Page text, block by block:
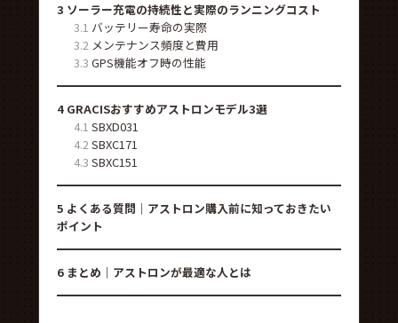
3 ソーラー充電の持続性と実際のランニングコスト
3.1 バッテリー寿命の実際
3.2メンテナンス頻度と費用
3.3 GPS機能オフ時の性能
4GRACISおすすめアストロンモデル3選
4.1 SBXD031
4.2SBXC171
4.3 SBXC151
5 よくある質問｜アストロン購入前に知っておきたい
ポイント
6まとめ｜アストロンが最適な人とは